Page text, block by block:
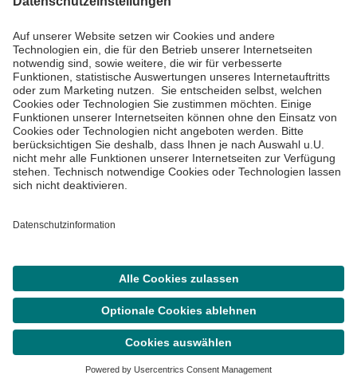
Menü
SucheTermin
Station kontaktieren
Asklepios Gruppe
Informiert bleiben
Datenschutzinformationen